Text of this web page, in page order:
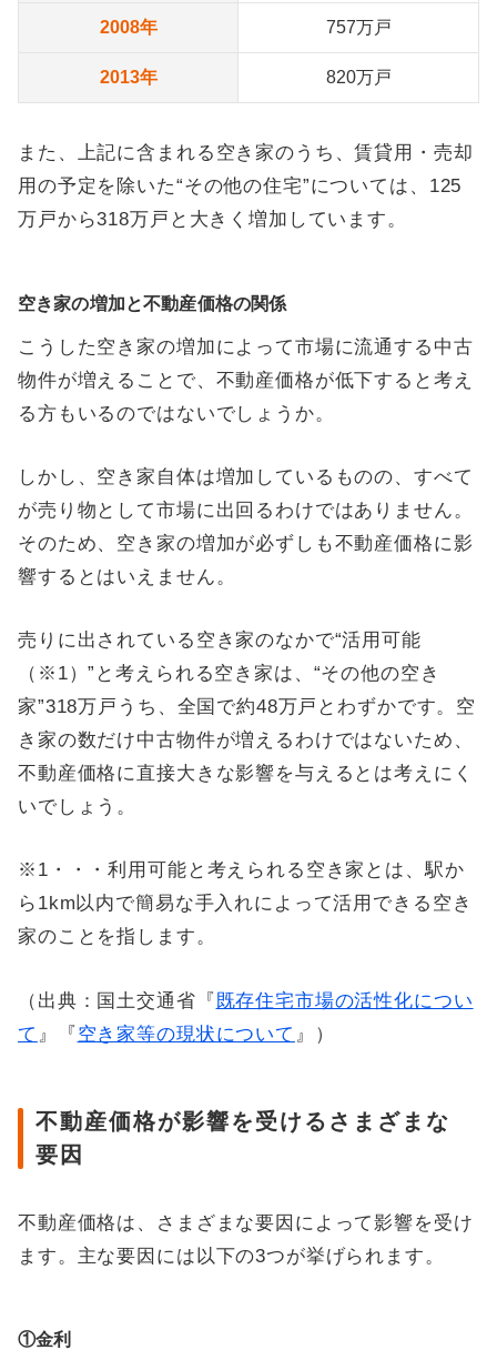
2008年 757万戸
2013年 820万戸
また、上記に含まれる空き家のうち、賃貸用・売却
用の予定を除いた“その他の住宅”については、125
万戸から318万戸と大きく増加しています。
空き家の増加と不動産価格の関係
こうした空き家の増加によって市場に流通する中古
物件が増えることで、不動産価格が低下すると考え
る方もいるのではないでしょうか。
しかし、空き家自体は増加しているものの、すべて
が売り物として市場に出回るわけではありません。
そのため、空き家の増加が必ずしも不動産価格に影
響するとはいえません。
売りに出されている空き家のなかで“活用可能
（※1）”と考えられる空き家は、“その他の空き
家”318万戸うち、全国で約48万戸とわずかです。空
き家の数だけ中古物件が増えるわけではないため、
不動産価格に直接大きな影響を与えるとは考えにく
いでしょう。
※1・・・利用可能と考えられる空き家とは、駅か
ら1km以内で簡易な手入れによって活用できる空き
家のことを指します。
（出典：国土交通省『 既存住宅市場の活性化につい
て 』『 空き家等の現状について 』）
不動産価格が影響を受けるさまざまな
要因
不動産価格は、さまざまな要因によって影響を受け
ます。主な要因には以下の3つが挙げられます。
①金利